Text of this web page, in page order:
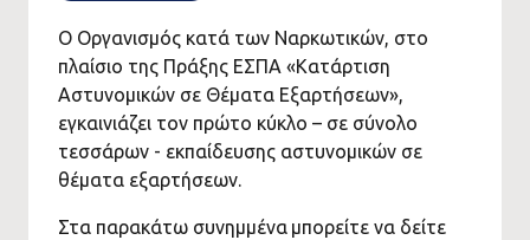
Ο Οργανισμός κατά των Ναρκωτικών, στο
πλαίσιο της Πράξης ΕΣΠΑ «Κατάρτιση
Αστυνομικών σε Θέματα Εξαρτήσεων»,
εγκαινιάζει τον πρώτο κύκλο – σε σύνολο
τεσσάρων - εκπαίδευσης αστυνομικών σε
θέματα εξαρτήσεων.
Στα παρακάτω συνημμένα μπορείτε να δείτε